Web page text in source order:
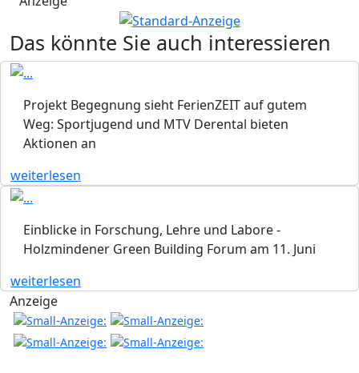
Das könnte Sie auch interessieren
Projekt Begegnung sieht FerienZEIT auf gutem
Weg: Sportjugend und MTV Derental bieten
Aktionen an
weiterlesen
Einblicke in Forschung, Lehre und Labore -
Holzmindener Green Building Forum am 11. Juni
weiterlesen
Anzeige